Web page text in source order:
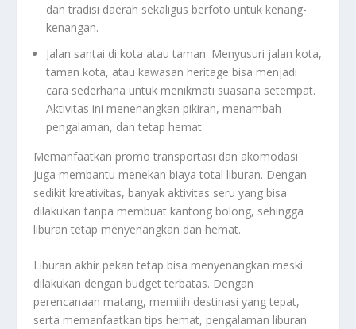
dan tradisi daerah sekaligus berfoto untuk kenang-
kenangan.
Jalan santai di kota atau taman: Menyusuri jalan kota,
taman kota, atau kawasan heritage bisa menjadi
cara sederhana untuk menikmati suasana setempat.
Aktivitas ini menenangkan pikiran, menambah
pengalaman, dan tetap hemat.
Memanfaatkan promo transportasi dan akomodasi
juga membantu menekan biaya total liburan. Dengan
sedikit kreativitas, banyak aktivitas seru yang bisa
dilakukan tanpa membuat kantong bolong, sehingga
liburan tetap menyenangkan dan hemat.
Liburan akhir pekan tetap bisa menyenangkan meski
dilakukan dengan budget terbatas. Dengan
perencanaan matang, memilih destinasi yang tepat,
serta memanfaatkan tips hemat, pengalaman liburan